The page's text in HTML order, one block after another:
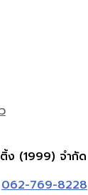
ง (1999) จำกัด
062-769-8228